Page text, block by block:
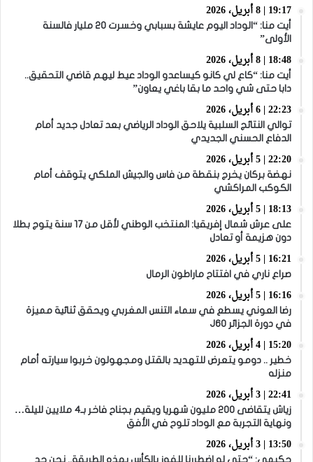
19:17 | 8 أبريل، 2026
أيت منا: “الوداد اليوم عايشة بسبابي وخسرت 20 مليار فالسنة
الأولى”
18:48 | 8 أبريل، 2026
أيت منا: “كاع لي كانو كيساعدو الوداد عيط ليهم قاضي التحقيق..
دابا حتى شي واحد ما بقا باغي يعاون”
22:23 | 6 أبريل، 2026
توالي النتائج السلبية يلاحق الوداد الرياضي بعد تعادل جديد أمام
الدفاع الحسني الجديدي
22:20 | 5 أبريل، 2026
نهضة بركان يخرج بنقطة من فاس والجيش الملكي يتوقف أمام
الكوكب المراكشي
18:13 | 5 أبريل، 2026
على عرش شمال إفريقيا: المنتخب الوطني لأقل من 17 سنة يتوج بطلا
دون هزيمة أو تعادل
16:21 | 5 أبريل، 2026
صراع ناري في افتتاح ماراطون الرمال
16:16 | 5 أبريل، 2026
رضا العوني يسطع في سماء التنس المغربي ويحقق ثنائية مميزة
في دورة الجزائر J60
15:20 | 4 أبريل، 2026
خطير .. دومو يتعرض للتهديد بالقتل ومجهولون خربوا سيارته أمام
منزله
22:41 | 3 أبريل، 2026
زياش يتقاضى 200 مليون شهريا ويقيم بجناح فاخر بـ4 ملايين لليلة…
ونهاية التجربة مع الوداد تلوح في الأفق
13:50 | 3 أبريل، 2026
حكيمي: “حتى لو اضطررنا للفوز بالكأس بهذه الطريقة.. نحن جد